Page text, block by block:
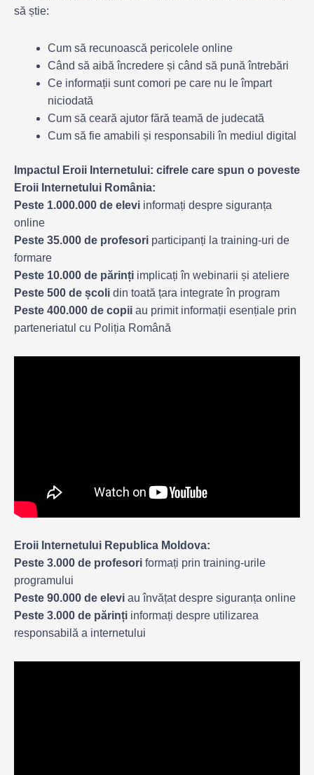
să știe:
Cum să recunoască pericolele online
Când să aibă încredere și când să pună întrebări
Ce informații sunt comori pe care nu le împart
niciodată
Cum să ceară ajutor fără teamă de judecată
Cum să fie amabili și responsabili în mediul digital
Impactul Eroii Internetului: cifrele care spun o poveste
Eroii Internetului România:
Peste 1.000.000 de elevi informați despre siguranța
online
Peste 35.000 de profesori participanți la training-uri de
formare
Peste 10.000 de părinți implicați în webinarii și ateliere
Peste 500 de școli din toată țara integrate în program
Peste 400.000 de copii au primit informații esențiale prin
parteneriatul cu Poliția Română
Eroii Internetului Republica Moldova:
Peste 3.000 de profesori formați prin training-urile
programului
Peste 90.000 de elevi au învățat despre siguranța online
Peste 3.000 de părinți informați despre utilizarea
responsabilă a internetului